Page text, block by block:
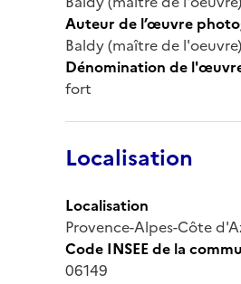
Auteur de l’œuvre
Baldy (maître de l'oeuvre)
Dénomination de
fort
Localisation
Localisation
Provence-Alpes-Côte
Code INSEE de la
06149